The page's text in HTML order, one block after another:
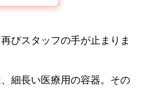
びスタッフの手が止まりま
細長い医療用の容器。その